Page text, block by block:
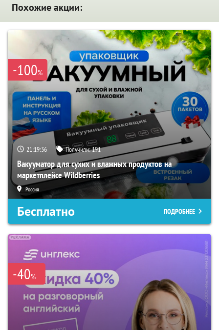
Похожие акции:
-100%
21:19:35 Получили:191
Вакууматор для сухих и влажных продуктов на
маркетплейсе Wildberries
Россия
Бесплатно ПОДРОБНЕЕ
-40%